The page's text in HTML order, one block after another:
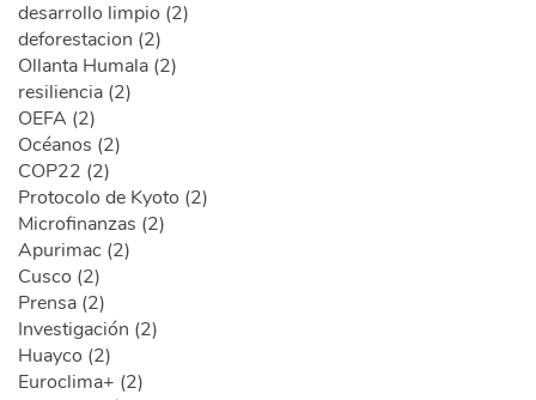
desarrollo limpio (2)
deforestacion (2)
Ollanta Humala (2)
resiliencia (2)
OEFA (2)
Océanos (2)
COP22 (2)
Protocolo de Kyoto (2)
Microfinanzas (2)
Apurimac (2)
Cusco (2)
Prensa (2)
Investigación (2)
Huayco (2)
Euroclima+ (2)